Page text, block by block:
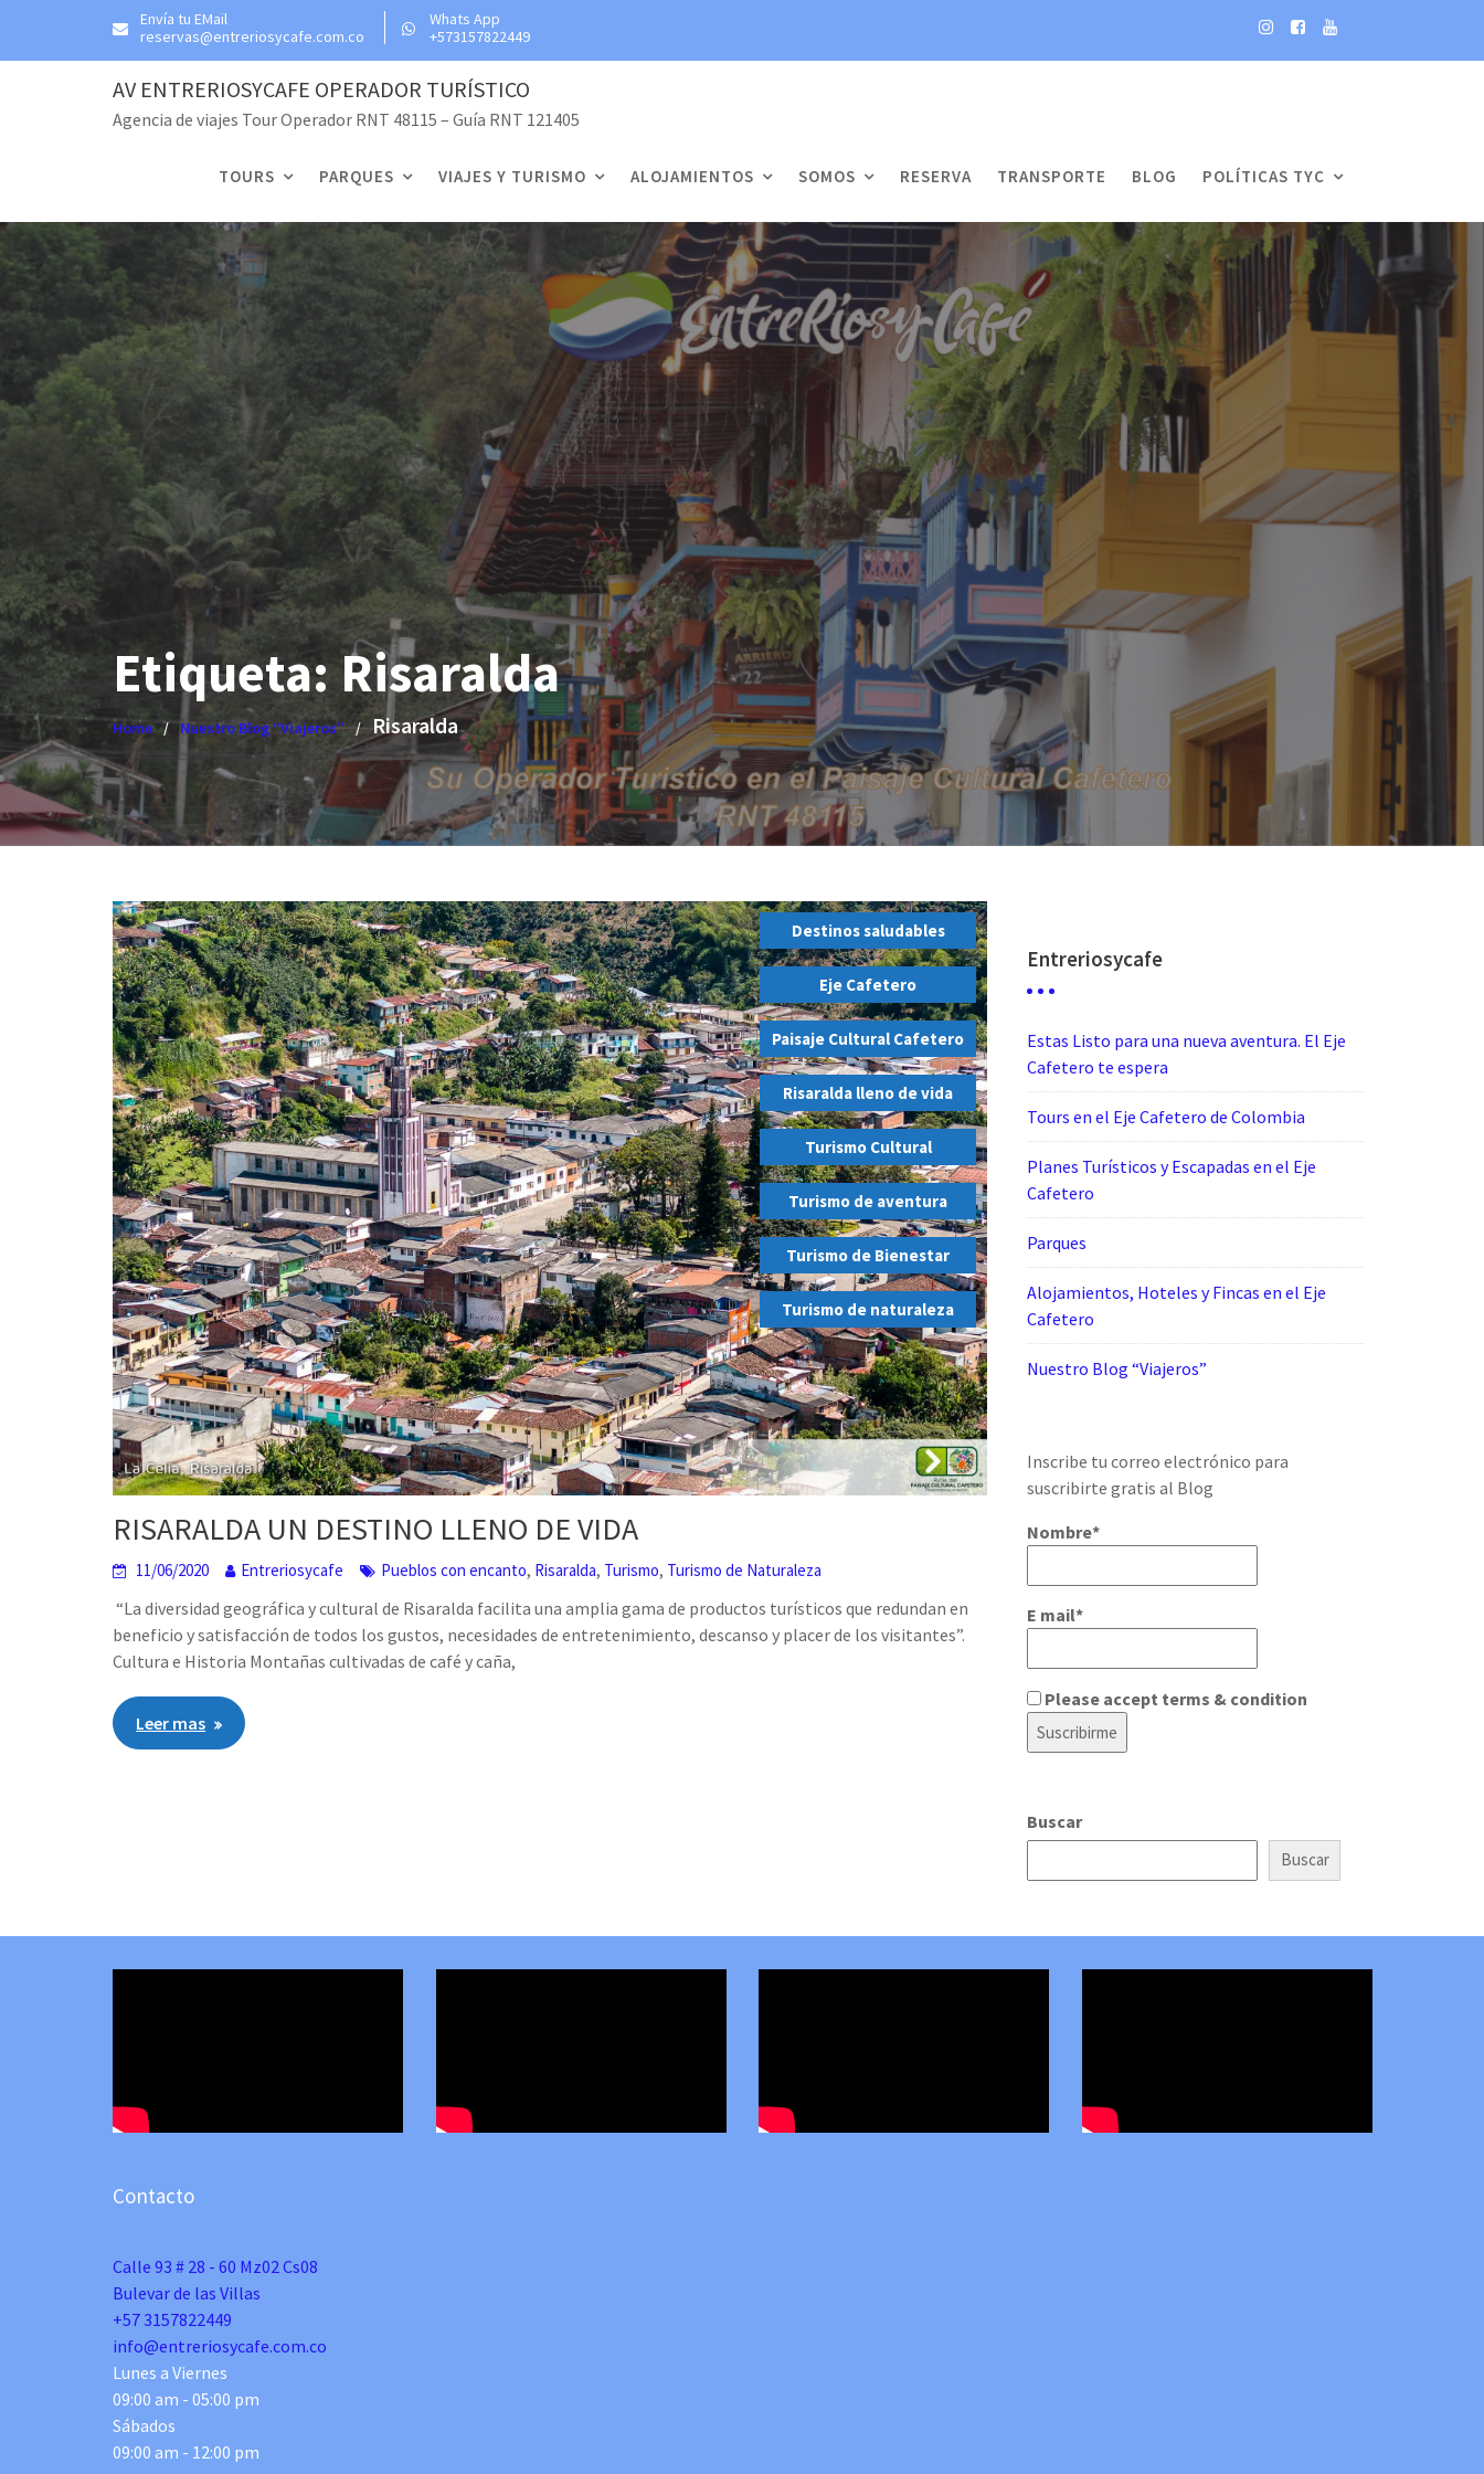
content
Envía tu EMail
reservas@entreriosycafe.com.co
Whats App
+573157822449
AV ENTRERIOSYCAFE OPERADOR TURÍSTICO
Agencia de viajes Tour Operador RNT 48115 – Guía RNT 121405
TOURS PARQUES VIAJES Y TURISMO ALOJAMIENTOS SOMOS RESERVA TRANSPORTE BLOG POLÍTICAS TYC
Etiqueta:Risaralda
Home Nuestro Blog “Viajeros” Risaralda
Destinos saludables
,
Eje Cafetero
,
Paisaje Cultural Cafetero
,
Risaralda lleno de vida
,
Turismo Cultural
,
Turismo de aventura
,
Turismo de Bienestar
,
Turismo de naturaleza
RISARALDA UN DESTINO LLENO DE VIDA
11/06/2020 Entreriosycafe Pueblos con encanto, Risaralda, Turismo, Turismo de Naturaleza
“La diversidad geográfica y cultural de Risaralda facilita una amplia gama de productos turísticos que redundan en
beneficio y satisfacción de todos los gustos, necesidades de entretenimiento, descanso y placer de los visitantes”.
Cultura e Historia Montañas cultivadas de café y caña,
Leer mas
Entreriosycafe
Estas Listo para una nueva aventura. El Eje
Cafetero te espera
Tours en el Eje Cafetero de Colombia
Planes Turísticos y Escapadas en el Eje
Cafetero
Parques
Alojamientos, Hoteles y Fincas en el Eje
Cafetero
Nuestro Blog “Viajeros”
Inscribe tu correo electrónico para
suscribirte gratis al Blog
Nombre*
E mail*
Please accept terms & condition
Buscar
Buscar
Contacto
Calle 93 # 28 - 60 Mz02 Cs08
Bulevar de las Villas
+57 3157822449
info@entreriosycafe.com.co
Lunes a Viernes
09:00 am - 05:00 pm
Sábados
09:00 am - 12:00 pm